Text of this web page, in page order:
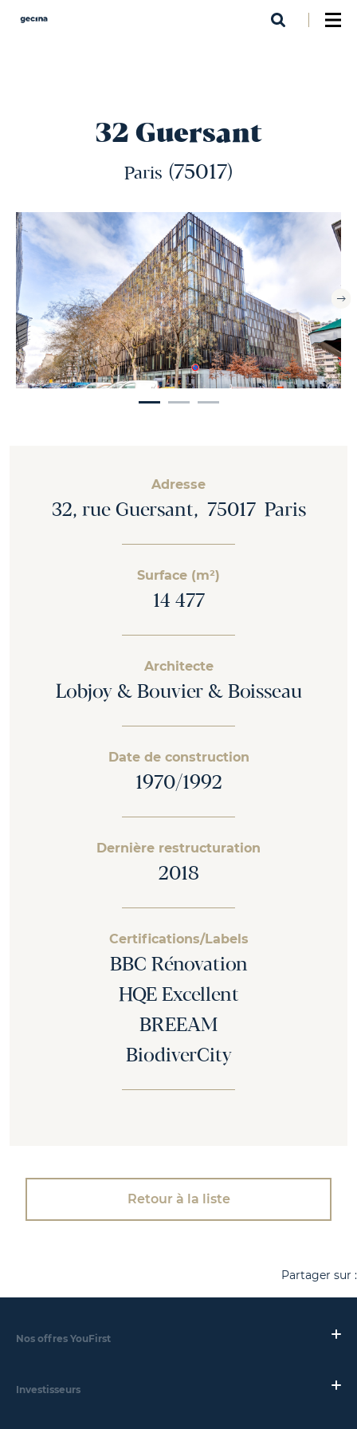
contenu
32 Guersant
Paris (75017)
Adresse
32, rue Guersant, 75017 Paris
Surface (m²)
14 477
Architecte
Lobjoy & Bouvier & Boisseau
Date de construction
1970/1992
Dernière restructuration
2018
Certifications/Labels
BBC Rénovation
HQE Excellent
BREEAM
BiodiverCity
Retour à la liste
Partager sur :
Nos offres YouFirst
Investisseurs